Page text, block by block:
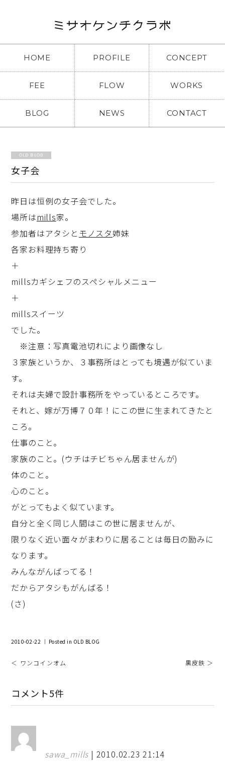
HOME PROFILE CONCEPT
FEE FLOW WORKS
BLOG NEWS CONTACT
OLD BLOG
女子会
昨日は恒例の女子会でした。
場所はmills家。
参加者はアタシと モノスタ姉妹
各家お料理持ち寄り
＋
millsカギシェフのスペシャルメニュー
＋
millsスイーツ
でした。
※注意：写真電池切れにより画像なし
３家族というか、３事務所はとっても境遇が似ていま
す。
それは夫婦で設計事務所をやっているところです。
それと、嫁が万博７０年！にこの世に生まれてきたと
ころ。
仕事のこと。
家族のこと。(ウチはチビちゃん居ませんが)
体のこと。
心のこと。
がとってもよく似ています。
自分と全く同じ人間はこの世に居ませんが、
限りなく近い面々がまわりに居ることは毎日の励みに
なります。
みんながんばってる！
だからアタシもがんばる！
(さ)
2010-02-22 ｜ Posted in OLD BLOG
＜ ワンコインオム 黒皮鉄 ＞
コメント5件
sawa_mills | 2010.02.23 21:14